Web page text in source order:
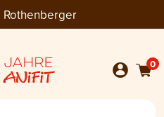
Rothenberger
0